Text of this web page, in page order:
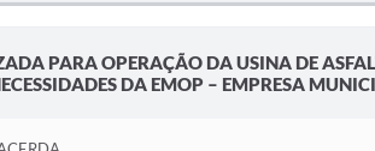
PARA OPERAÇÃO DA USINA DE
DA EMOP – EMPRESA